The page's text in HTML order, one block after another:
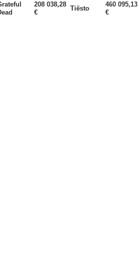
208 038,28
€
Tiësto
460 095,13
€